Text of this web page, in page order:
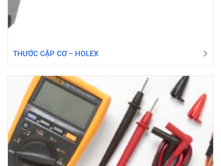
THƯỚC CẶP CƠ – HOLEX